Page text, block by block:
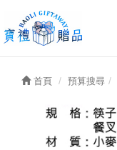
首頁 預算搜尋